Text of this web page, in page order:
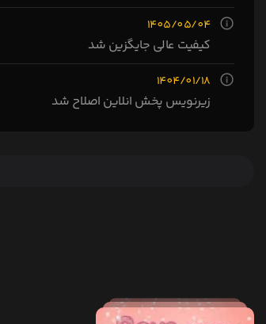
1405/05/04
کیفیت عالی جایگزین شد
1404/01/18
زیرنویس پخش انلاین اصلاح شد